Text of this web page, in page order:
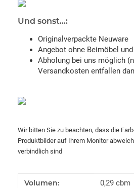
Und sonst...:
Originalverpackte Neuware
Angebot ohne Beimöbel
Abholung bei uns möglich
Versandkosten entfallen
Wir bitten Sie zu beachten, dass die
Produktbilder auf Ihrem Monitor
verbindlich sind
Produkteigenschaft
Wert
Volumen: 0,29 cbm